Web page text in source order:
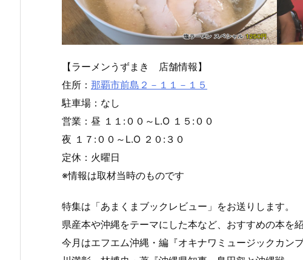
【ラーメンうずまき 店舗情報】
住所： 那覇市前島２－１１－１５
駐車場：なし
営業：昼 １１:００～L.O １５:００
夜 １７:００～L.O ２０:３０
定休：火曜日
※情報は取材当時のものです
特集は「あまくまブックレビュー」をお送りします。
県産本や沖縄をテーマにした本など、おすすめの本を紹
今月はエフエム沖縄・編『オキナワミュージックカンブ